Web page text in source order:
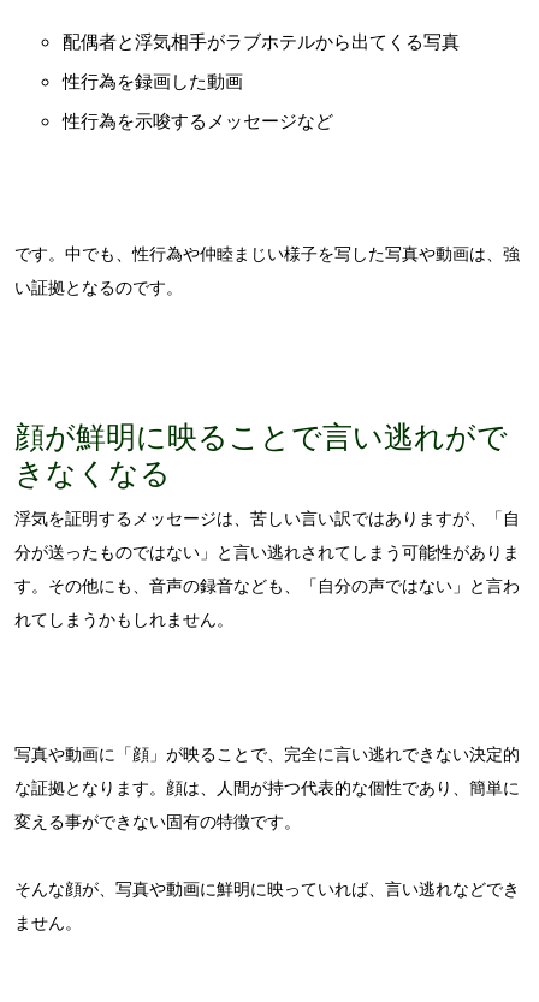
配偶者と浮気相手がラブホテルから出てくる写真
性行為を録画した動画
性行為を示唆するメッセージなど
です。中でも、性行為や仲睦まじい様子を写した写真や動画は、強
い証拠となるのです。
顔が鮮明に映ることで言い逃れがで
きなくなる
浮気を証明するメッセージは、苦しい言い訳ではありますが、「自
分が送ったものではない」と言い逃れされてしまう可能性がありま
す。その他にも、音声の録音なども、「自分の声ではない」と言わ
れてしまうかもしれません。
写真や動画に「顔」が映ることで、完全に言い逃れできない決定的
な証拠となります。顔は、人間が持つ代表的な個性であり、簡単に
変える事ができない固有の特徴です。
そんな顔が、写真や動画に鮮明に映っていれば、言い逃れなどでき
ません。